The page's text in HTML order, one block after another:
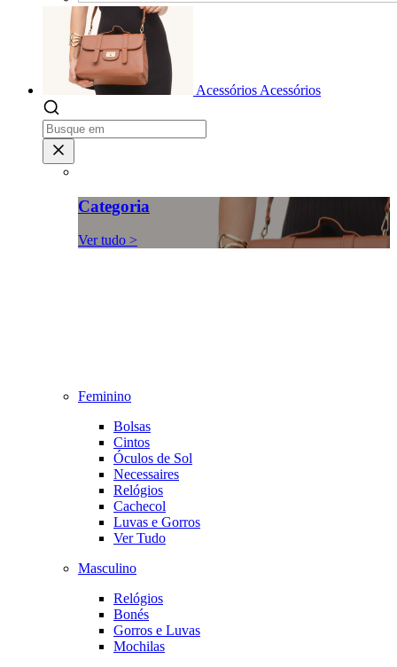
Acessórios Acessórios
Categoria
Ver tudo >
Feminino
Bolsas
Cintos
Óculos de Sol
Necessaires
Relógios
Cachecol
Luvas e Gorros
Ver Tudo
Masculino
Relógios
Bonés
Gorros e Luvas
Mochilas